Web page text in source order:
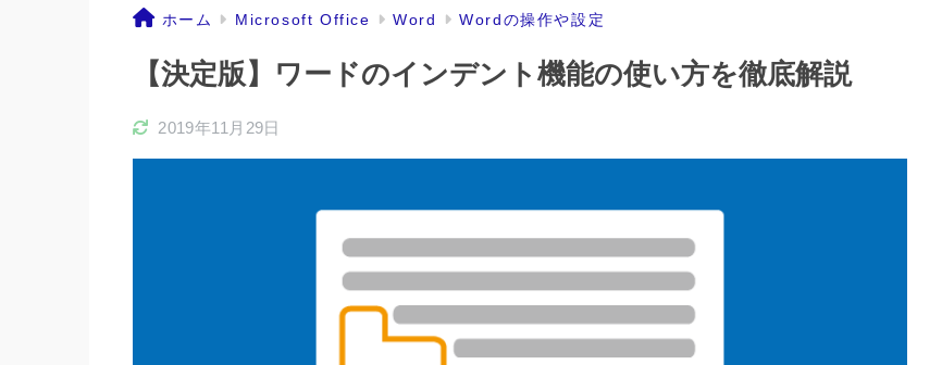
ホーム Microsoft Office Word Wordの操作や設定
【決定版】ワードのインデント機能の使い方を徹底解説
2019年11月29日